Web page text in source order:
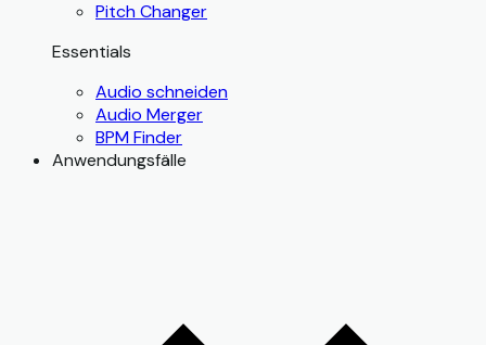
Pitch Changer
Essentials
Audio schneiden
Audio Merger
BPM Finder
Anwendungsfälle